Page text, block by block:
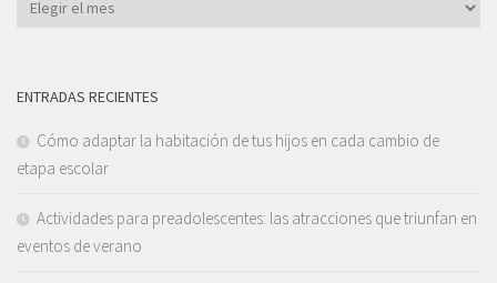
ENTRADAS RECIENTES
Cómo adaptar la habitación de tus hijos en cada cambio de
etapa escolar
Actividades para preadolescentes: las atracciones que triunfan en
eventos de verano